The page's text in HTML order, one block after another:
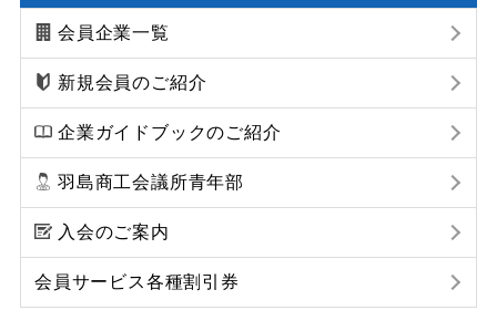
会員企業一覧
新規会員のご紹介
企業ガイドブックのご紹介
羽島商工会議所青年部
入会のご案内
会員サービス各種割引券